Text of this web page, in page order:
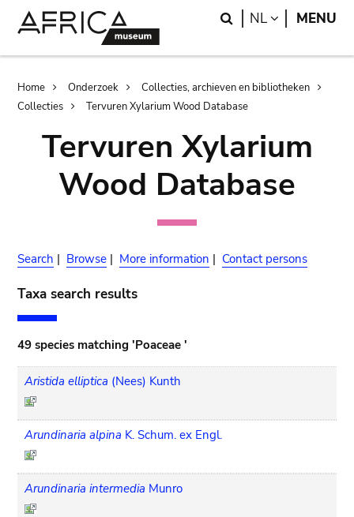
Search
NL LANGUAGE
MENU
Breadcrumb
Home Onderzoek
Collecties, archieven en bibliotheken
Collecties
Tervuren Xylarium Wood Database
Tervuren Xylarium
Wood Database
Search | Browse | More information | Contact persons
Taxa search results
49 species matching 'Poaceae '
Aristida elliptica (Nees) Kunth
Arundinaria alpina K. Schum. ex Engl.
Arundinaria intermedia Munro